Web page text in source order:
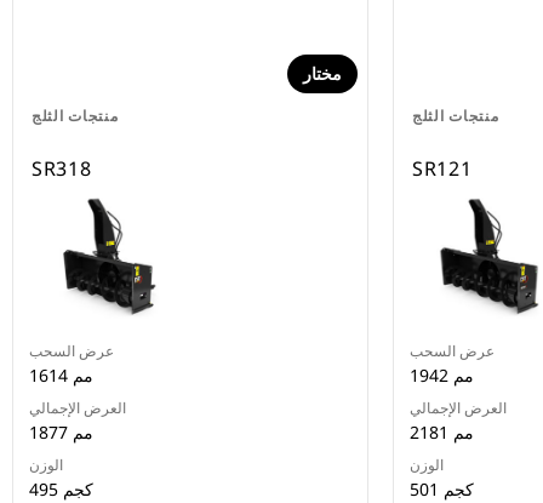
منتجات الثلج
مختار
SR318
عرض السحب
1614 مم
العرض الإجمالي
1877 مم
الوزن
495 كجم
منتجات الثلج
SR121
عرض السحب
1942 مم
العرض الإجمالي
2181 مم
الوزن
501 كجم